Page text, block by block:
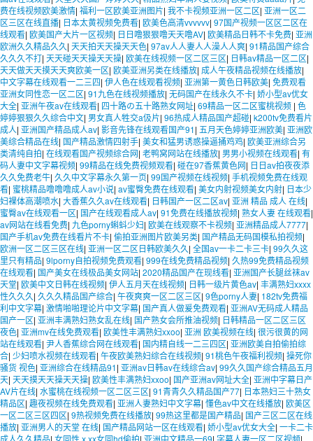
费在线视频欧美激情| 福利一区欧美亚洲图片| 我不卡视频亚洲一区二区| 亚洲一区二
区三区在线直播| 日本太黄视频免费看| 欧美色高清vvvvvv| 97国产视频一区区二区在
线观看| 欧美国产大片一区视频| 日日噜狠狠噜天天噜AV| 欧美精品日韩不卡免费| 亚洲
欧洲久久精品久久| 天天拍天天操天天色| 97av人人妻人人澡人人爽| 91精品国产综合
久久久不打| 天天碰天天操天天操| 欧美在线视频一区二区三区| 日韩av精品一区二区|
天天做天天摸天天爽欧美一区| 欧美亚洲另类在线播放| 成人午夜精品视频在线播放|
中文字幕在线观看一二三四| 伊人色在线观看视频| 亚洲第一黄色日韩欧美| 免费观看
亚洲女同性恋一区二区| 91九色在线视频播放| 无码国产在线永久不卡| 娇小型av优女
大全| 亚洲午夜av在线观看| 四十路の五十路熟女网址| 69精品一区二区蜜桃视频 | 色
婷婷狠狠久久综合中文| 男女真人牲交a伋片| 96热成人精品国产超碰| k200tv免费看片
成人| 亚洲国产精品成人av| 影音先锋在线观看国产91| 五月天色婷婷亚洲欧美| 亚洲欧
美综合精品在线| 国产精品激情四射手| 美女和猛男诱惑操逼捅鸡鸡| 欧美亚洲综合另
类清纯自拍| 在线观看国产视频综合网| 老鸭窝网站在线播放| 男男小视频在线观看| 有
码人妻中文字幕视频| 99精品在线免费视频观看| 碰在97香蕉黄色网| 日日av拍夜夜添
久久免费老牛| 久久中文字幕永久第一页| 99国产视频在线视频| 手机视频免费在线观
看| 蜜桃精品噜噜噜成人av小说| av蜜臀免费在线观看| 美女内射视频美女内射| 日本少
妇裸体高潮喷水| 大香蕉久久av在线观看| 日韩国产一区二区av| 亚洲 精品 成人 在线|
蜜臀av在线观看一区| 国产在线观看成人av| 91免费在线播放视频| 熟女人妻 在线观看|
av网站在线看免费| 九色porny蝌蚪少妇| 欧美在线观察不卡视频| 亚洲精品成人7777|
国产手机av免费在线看片不卡| 偷拍亚洲图片欧美另类| 国产精品无码国模私拍视频|
欧洲一区二区三区在线| 亚洲一区二区日韩欧美久久| 全国av一卡二卡三卡| 99久久这
里只有精品| 9lporny自拍视频免费观看| 999在线免费精品视频| 久热99免费精品视频
在线观看| 国产美女在线极品美女网站| 2020精品国产在现线看| 亚洲国产长腿丝袜av
天堂| 欧美中文日韩在线视频| 伊人五月天在线视频| 日韩一级片黄色av| 丰满熟妇xxxx
性久久久| 久久久精品国产综合| 午夜爽爽一区二区三区| 9色porny人妻| 182tv免费福
利中文字幕| 激情啪啪理论片中文字幕| 国产真人做爰免费观看| 亚洲AV无码成人精品
国产一区| 亚洲丰满熟妇熟女乱在线| 国产熟女会所推油视频| 日韩精品一区二区三区
夜色| 亚洲mv在线免费观看| 欧美性丰满熟妇xxoo| 亚洲 欧美视频在线| 很污很黄的网
站在线观看| 尹人香蕉综合网在线观看| 国内精自线一二三四区| 亚洲欧美自拍偷拍综
合| 少妇喷水视频在线观看| 午夜欧美熟妇综合在线视频| 91桃色午夜福利视频| 操死你
骚货 视色| 亚洲综合在线精品91| 亚洲av日韩av在线综合av| 99久久国产综合精品五月
天| 天天摸天天操天天操| 欧美性丰满熟妇xxoo| 国产亚洲av网址大全| 亚洲中字幕日产
AV片在线| 水蜜桃在线视频一区二区三区| 91青青久久精品国产77| 日本熟妇三十熟女
精品区| 趣夜视频在线免费观看| 亚洲人妻熟妇中文字幕| 懂色av中文在线播放| 欧美区
一区二区三区四区| 9热视频免费在线播放| 99热这里都是国产精品| 国产三区二区在线
播放| 亚洲男人的天堂 在线| 国产精品网站一区在线观看| 娇小型av优女大全| 一卡二卡